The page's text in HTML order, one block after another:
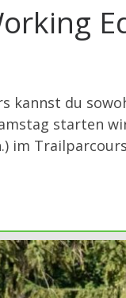
kannst du
starten
im